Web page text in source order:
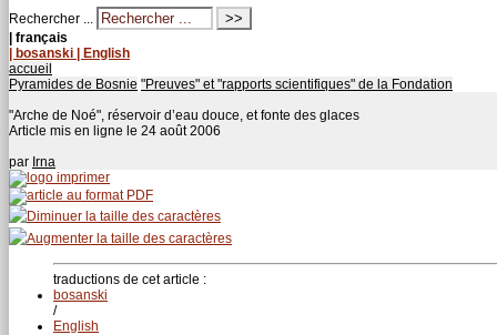
Rechercher ...
| français
| bosanski | English
accueil
Pyramides de Bosnie "Preuves" et "rapports scientifiques" de la Fondation
"Arche de Noé", réservoir d’eau douce, et fonte des glaces
Article mis en ligne le 24 août 2006
par Irna
traductions de cet article :
bosanski
/
English